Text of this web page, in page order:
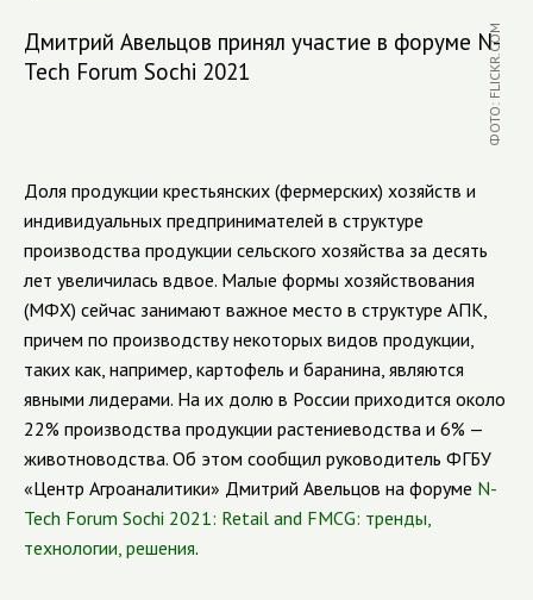
Дмитрий Авельцов принял участие в форуме N-
Tech Forum Sochi 2021
ФОТО: FLICKR.COM
Доля продукции крестьянских (фермерских) хозяйств и
индивидуальных предпринимателей в структуре
производства продукции сельского хозяйства за десять
лет увеличилась вдвое. Малые формы хозяйствования
(МФХ) сейчас занимают важное место в структуре АПК,
причем по производству некоторых видов продукции,
таких как, например, картофель и баранина, являются
явными лидерами. На их долю в России приходится около
22% производства продукции растениеводства и 6% —
животноводства. Об этом сообщил руководитель ФГБУ
«Центр Агроаналитики» Дмитрий Авельцов на форуме N-
Tech Forum Sochi 2021: Retail and FMCG: тренды,
технологии, решения.